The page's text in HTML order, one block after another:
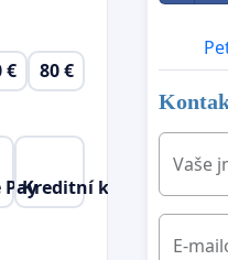
Vaše
E-
€ 80 €
PayKreditní karta